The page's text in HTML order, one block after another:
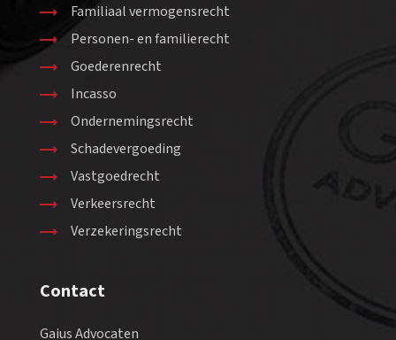
Familiaal vermogensrecht
Personen- en familierecht
Goederenrecht
Incasso
Ondernemingsrecht
Schadevergoeding
Vastgoedrecht
Verkeersrecht
Verzekeringsrecht
Contact
Gaius Advocaten